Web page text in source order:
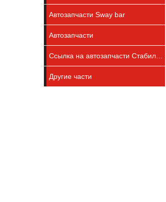
Автозапчасти Sway bar
Автозапчасти
Другие части